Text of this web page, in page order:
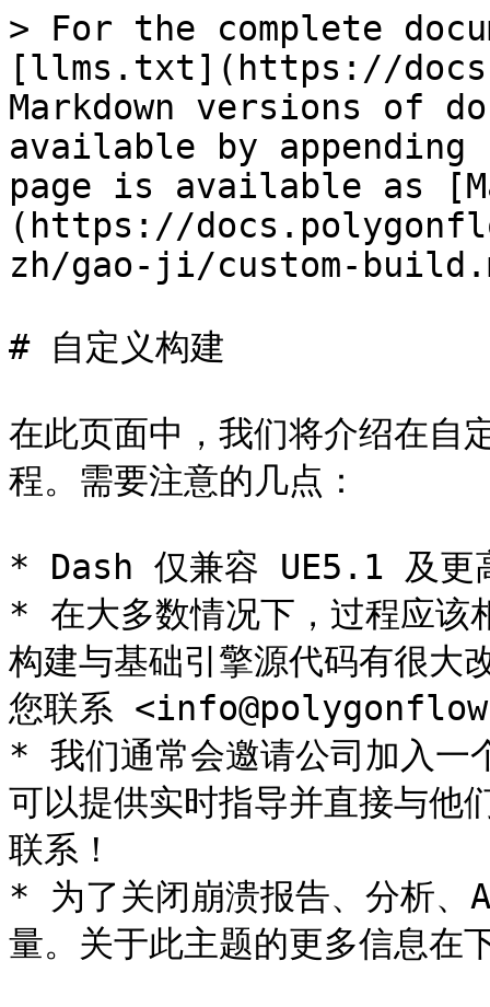
> For the complete
[llms.txt](https://
Markdown versions of
available by
page is available as
(https://
zh/gao-ji/custom-
# 自定义构建
在此页面中，我们将介绍在
程。需要注意的几点：
* Dash 仅兼容 UE5.1 及更
* 在大多数情况下，过程应该
构建与基础引擎源代码有很大
您联系
* 我们通常会邀请公司加入
可以提供实时指导并直接与他
联系！
* 为了关闭崩溃报告、分析、
量。关于此主题的更多信息